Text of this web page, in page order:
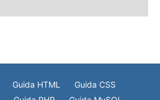
Guida HTML
Guida CSS